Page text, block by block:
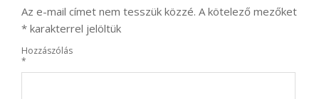
Az e-mail címet nem tesszük közzé. A kötelező mezőket
* karakterrel jelöltük
Hozzászólás
*